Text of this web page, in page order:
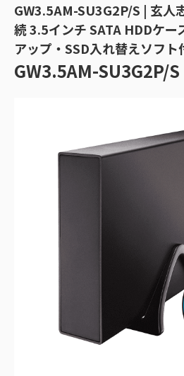
GW3.5AM-SU3G2P/S | 玄人
続 3.5インチ SATA HDDケー
アップ・SSD入れ替えソフト
GW3.5AM-SU3G2P/S